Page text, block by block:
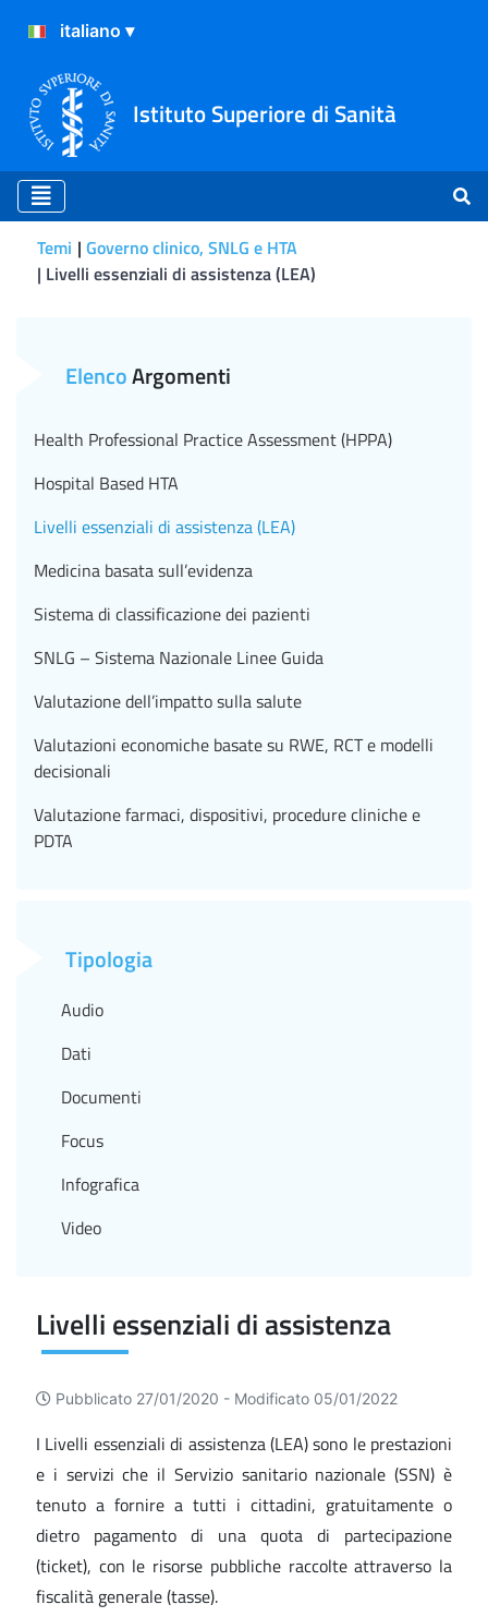
Istituto Superiore di Sanità
Temi Governo clinico, SNLG e HTA
Livelli essenziali di assistenza (LEA)
Livelli essenziali di assistenza
Pubblicato 27/01/2020 - Modificato 05/01/2022
I Livelli essenziali di assistenza (LEA) sono le prestazioni
e i servizi che il Servizio sanitario nazionale (SSN) è
tenuto a fornire a tutti i cittadini, gratuitamente o
dietro pagamento di una quota di partecipazione
(ticket), con le risorse pubbliche raccolte attraverso la
fiscalità generale (tasse).
ElencoArgomenti
Health Professional Practice Assessment (HPPA)
Hospital Based HTA
Livelli essenziali di assistenza (LEA)
Medicina basata sull’evidenza
Sistema di classificazione dei pazienti
SNLG – Sistema Nazionale Linee Guida
Valutazione dell’impatto sulla salute
Valutazioni economiche basate su RWE, RCT e modelli
decisionali
Valutazione farmaci, dispositivi, procedure cliniche e
PDTA
Tipologia
Audio
Dati
Documenti
Focus
Infografica
Video